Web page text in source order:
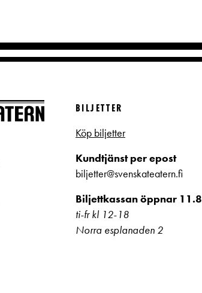
BILJETTER
Köp biljetter
Kundtjänst per epost
biljetter@svenskateatern.fi
Biljettkassan öppnar 11.8
ti-fr kl 12-18
Norra esplanaden 2